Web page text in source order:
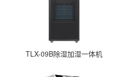
TLX-09B除湿加湿一体机